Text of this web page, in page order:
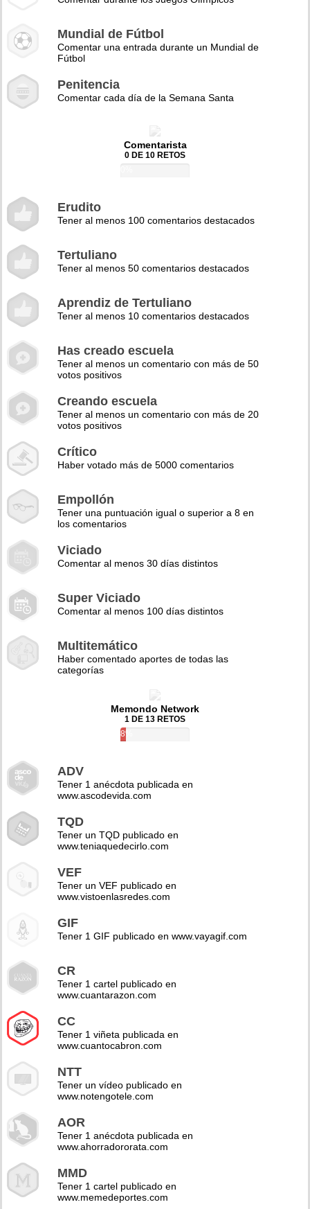
Mundial de Fútbol
Comentar una entrada durante un Mundial de
Fútbol
Penitencia
Comentar cada día de la Semana Santa
Comentarista
0 DE 10 RETOS
Erudito
Tener al menos 100 comentarios destacados
Tertuliano
Tener al menos 50 comentarios destacados
Aprendiz de Tertuliano
Tener al menos 10 comentarios destacados
Has creado escuela
Tener al menos un comentario con más de 50
votos positivos
Creando escuela
Tener al menos un comentario con más de 20
votos positivos
Crítico
Haber votado más de 5000 comentarios
Empollón
Tener una puntuación igual o superior a 8 en
los comentarios
Viciado
Comentar al menos 30 días distintos
Super Viciado
Comentar al menos 100 días distintos
Multitemático
Haber comentado aportes de todas las
categorías
Memondo Network
1 DE 13 RETOS
8%
ADV
Tener 1 anécdota publicada en
www.ascodevida.com
TQD
Tener un TQD publicado en
www.teniaquedecirlo.com
VEF
Tener un VEF publicado en
www.vistoenlasredes.com
GIF
Tener 1 GIF publicado en www.vayagif.com
CR
Tener 1 cartel publicado en
www.cuantarazon.com
CC
Tener 1 viñeta publicada en
www.cuantocabron.com
NTT
Tener un vídeo publicado en
www.notengotele.com
AOR
Tener 1 anécdota publicada en
www.ahorradororata.com
MMD
Tener 1 cartel publicado en
www.memedeportes.com